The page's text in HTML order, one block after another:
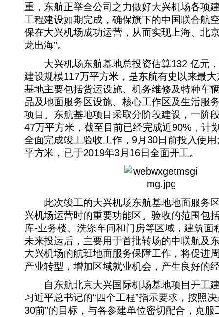
重，东航正举全公司之力做好大兴机场各项
工程建设如期完成，确保旗下的中国联合航
保在大兴机场成功运营，从而实现上海、北
龙出海”。
大兴机场东航基地总投资估算132 亿元，
建设规模117万平方米，是东航有史以来最
基地主要包括货运设施、机务维修及特种车
品及地面服务区设施、核心工作区及生活服
项目。东航基地项目采取分阶段建设，一阶
47万平方米，截至目前已经完成近90%，计
全面完成竣工验收工作，9月30日前投入使
平方米，已于2019年3月16日全面开工。
此次竣工的大兴机场东航基地地面服务
兴机场运营时的重要功能区。验收的范围包
库-业务楼、洗涤车间和门房等区域，建筑面
未来投运后，主要用于首批转场的中联航及
大兴机场的航班地面服务保障工作，将促进
产业转型，增加区域就业机会，产生良好的
自东航北京大兴国际机场基地项目开工
习近平总书记的“四个工程”指示要求，按照决
30前”的目标，与各参建单位密切配合，克服